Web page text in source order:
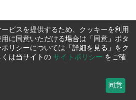
ビスを提供するため、クッキーを利用
に同意いただける場合は「同意」ボタ
リシーについては「詳細を見る」をク
は当サイトの サイトポリシー をご確
同意